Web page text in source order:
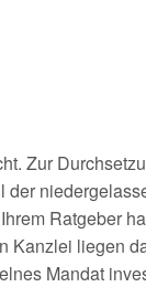
Zur
Ratgeber
liegen
Mandat